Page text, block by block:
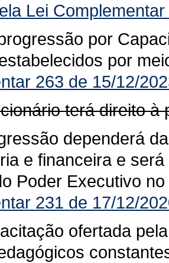
Lei
por
por
263 de 15/12/
terá direito à
dependerá
e financeira e
Poder Executivo
231 de 17/12/
ofertada